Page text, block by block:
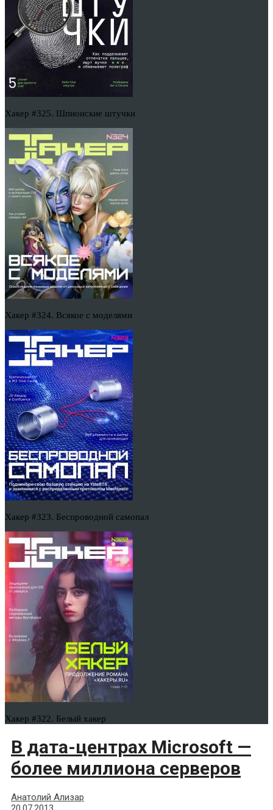
Хакер #325. Шпионские штучки
Хакер #324. Всякое с моделями
Хакер #323. Беспроводной самопал
Хакер #322. Белый хакер
В дата-центрах Microsoft —
более миллиона серверов
Анатолий Ализар